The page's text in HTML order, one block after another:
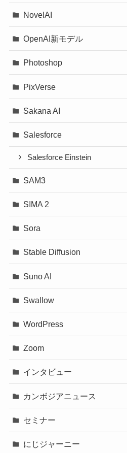
NovelAI
OpenAI新モデル
Photoshop
PixVerse
Sakana AI
Salesforce
Salesforce Einstein
SAM3
SIMA 2
Sora
Stable Diffusion
Suno AI
Swallow
WordPress
Zoom
インタビュー
カンボジアニュース
セミナー
にじジャーニー